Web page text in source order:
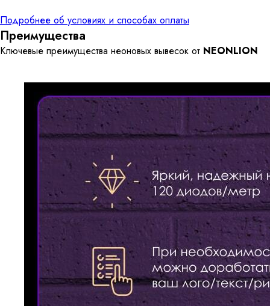
Подробнее об условиях и способах оплаты
Преимущества
Ключевые преимущества неоновых вывесок от NEONLION